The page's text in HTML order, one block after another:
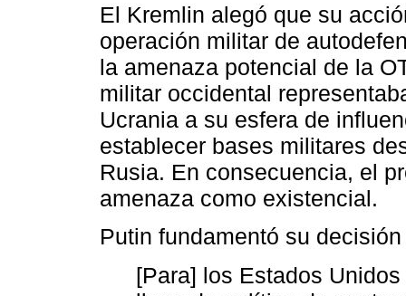
El Kremlin alegó que su
operación militar de
la amenaza potencial de la
militar occidental
Ucrania a su esfera de
establecer bases militares
Rusia. En consecuencia, el
amenaza como existencial.
Putin fundamentó su
[Para] los Estados